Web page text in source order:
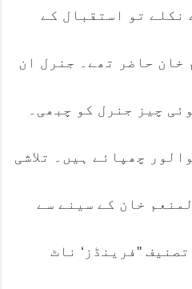
نکلے تو استقبال کے
خان حاضر تھے۔ جنرل ان
چیز جنرل کو چبھی۔
چھپائے ہیں۔ تلاشی
خان کے سینے سے
''فرینڈز‘ ناٹ